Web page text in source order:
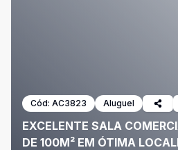
Cód: AC3823 Aluguel
EXCELENTE SALA
DE 100M² EM ÓTIMA